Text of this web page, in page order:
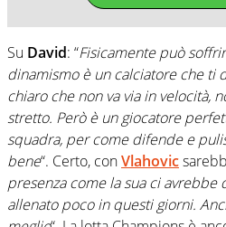
Su David: “Fisicamente può
dinamismo è un calciatore che ti
chiaro che non va via in velocità,
stretto. Però è un giocatore
squadra, per come difende e
bene“. Certo, conVlahovic
presenza come la sua ci avrebbe
allenato poco in questi giorni.